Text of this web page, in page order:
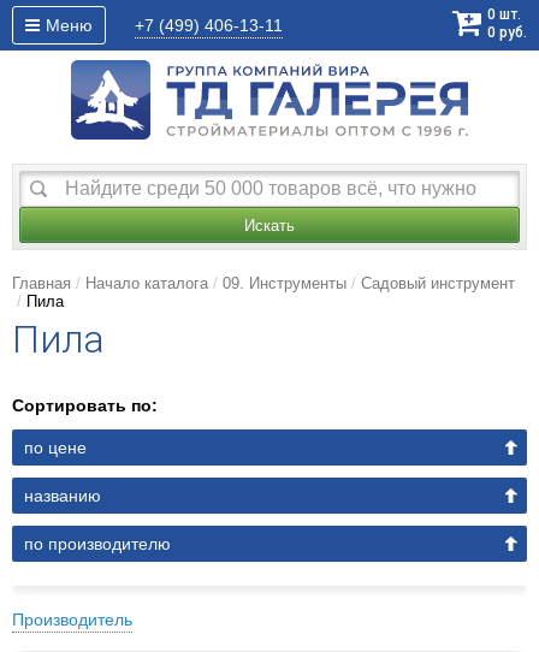
Меню +7 (499) 406-13-11
0 шт.
0 руб.
Искать
Главная Начало каталога 09. Инструменты
Садовый инструмент
Пила
Пила
Сортировать по:
по цене
названию
по производителю
Производитель